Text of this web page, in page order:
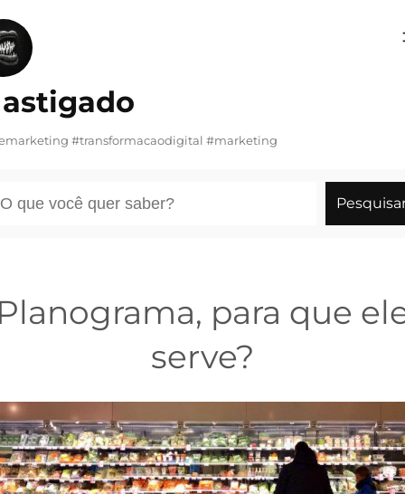
para
o
conteúdo
#transformacaodigital #marketing
para que
serve?